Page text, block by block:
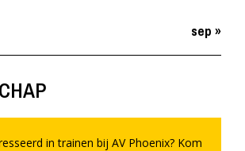
sep »
in trainen bij AV Phoenix? Kom